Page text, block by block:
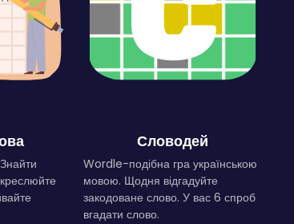
Словодей
Wordle-подібна гра українською
мовою. Щодня відгадуйте
закодоване слово. У вас 6 спроб
вгадати слово.